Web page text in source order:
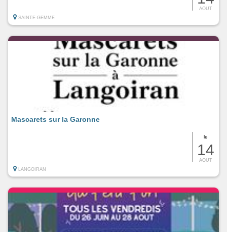
AOUT
SAINTE-GEMME
le
14
AOUT
Mascarets sur la Garonne
LANGOIRAN